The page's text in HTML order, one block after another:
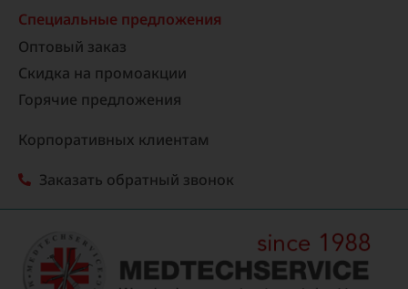
Специальные предложения
Оптовый заказ
Скидка на промоакции
Горячие предложения
Корпоративных клиентам
Заказать обратный звонок